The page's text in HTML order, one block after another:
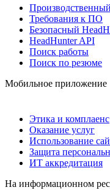
Требования к ПО
Безопасный
HeadHunter API
Поиск работы
Поиск по резюме
Мобильное приложение
Этика и комплаенс
Оказание услуг
Использование
Защита
ИТ аккредитация
На информационном